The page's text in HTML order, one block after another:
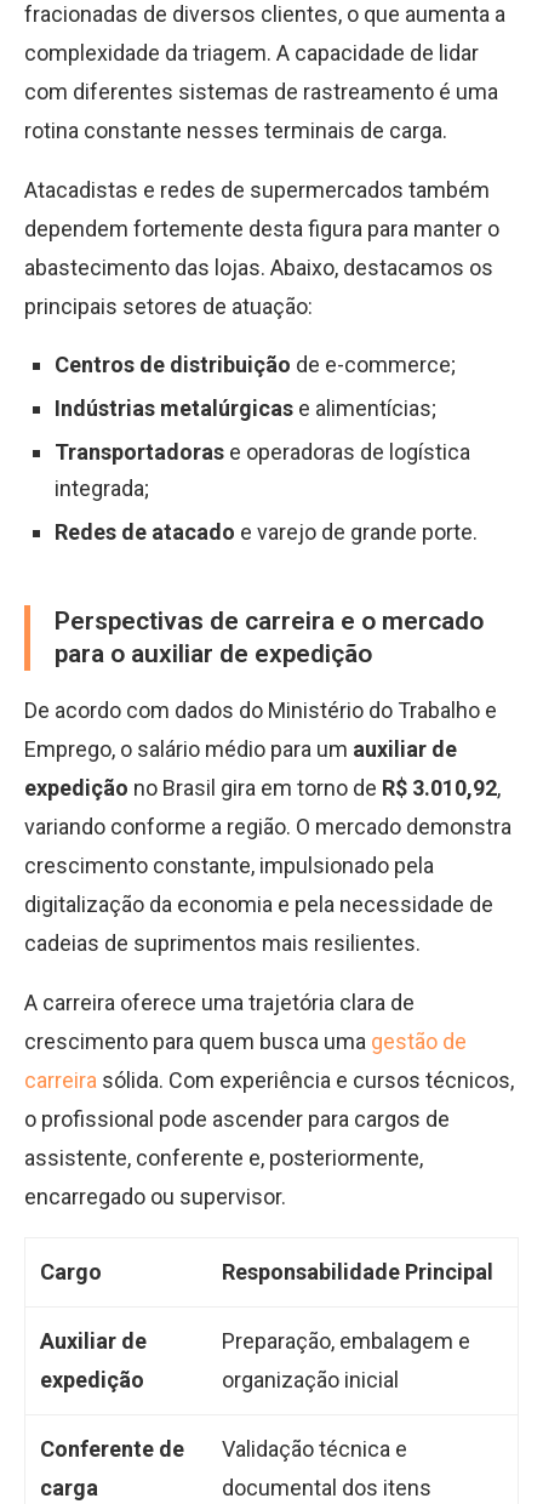
fracionadas de diversos clientes, o que aumenta a
complexidade da triagem. A capacidade de lidar
com diferentes sistemas de rastreamento é uma
rotina constante nesses terminais de carga.
Atacadistas e redes de supermercados também
dependem fortemente desta figura para manter o
abastecimento das lojas. Abaixo, destacamos os
principais setores de atuação:
Centros de distribuição de e-commerce;
Indústrias metalúrgicas e alimentícias;
Transportadoras e operadoras de logística
integrada;
Redes de atacado e varejo de grande porte.
Perspectivas de carreira e o mercado
para o auxiliar de expedição
De acordo com dados do Ministério do Trabalho e
Emprego, o salário médio para um auxiliar de
expedição no Brasil gira em torno de R$ 3.010,92,
variando conforme a região. O mercado demonstra
crescimento constante, impulsionado pela
digitalização da economia e pela necessidade de
cadeias de suprimentos mais resilientes.
A carreira oferece uma trajetória clara de
crescimento para quem busca uma gestão de
carreira sólida. Com experiência e cursos técnicos,
o profissional pode ascender para cargos de
assistente, conferente e, posteriormente,
encarregado ou supervisor.
Cargo Responsabilidade Principal
Auxiliar de
expedição
Preparação, embalagem e
organização inicial
Conferente de
carga
Validação técnica e
documental dos itens